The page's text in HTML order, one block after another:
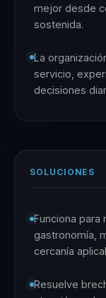
mejor desde
sostenida.
La
servicio,
decisiones
SOLUCIONES
Funciona para
gastronomía,
cercanía
Resuelve